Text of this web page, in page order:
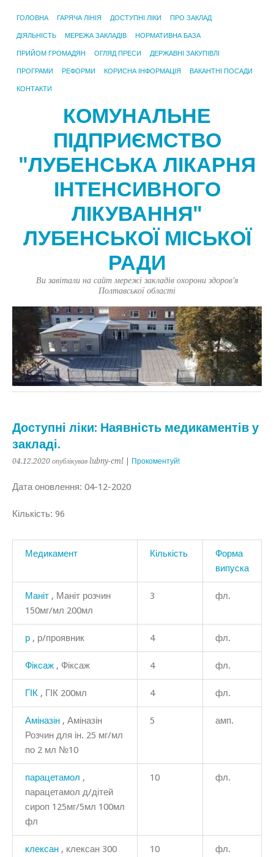
ГОЛОВНА ГАРЯЧА ЛІНІЯ ДОСТУПНІ ЛІКИ ПРО ЗАКЛАД
ДІЯЛЬНІСТЬ МЕРЕЖА ЗАКЛАДІВ НОРМАТИВНА БАЗА
ПРИЙОМ ГРОМАДЯН ОГЛЯД ПРЕСИ ДЕРЖАВНІ ЗАКУПІВЛІ
ПРОГРАМИ РЕФОРМИ КОРИСНА ІНФОРМАЦІЯ ВАКАНТНІ ПОСАДИ
КОНТАКТИ
КОМУНАЛЬНЕ
ПІДПРИЄМСТВО
"ЛУБЕНСЬКА ЛІКАРНЯ
ІНТЕНСИВНОГО
ЛІКУВАННЯ"
ЛУБЕНСЬКОЇ МІСЬКОЇ
РАДИ
Ви завітали на сайт мережі закладів охорони здоров'я
Полтавської області
Доступні ліки: Наявність медикаментів у
закладі.
04.12.2020 опублікував lubny-cml Прокоментуй!
Дата оновлення: 04-12-2020
Кількість: 96
Медикамент Кількість
Форма
випуска
Маніт , Маніт розчин
150мг/мл 200мл
3 фл.
р , р/проявник 4 фл.
Фіксаж , Фіксаж 4 фл.
ГІК , ГІК 200мл 4 фл.
Аміназін , Аміназін
Розчин для ін. 25 мг/мл
по 2 мл №10
5 амп.
парацетамол ,
парацетамол д/дітей
сироп 125мг/5мл 100мл
фл
10 фл.
клексан , клексан 300
10 фл.